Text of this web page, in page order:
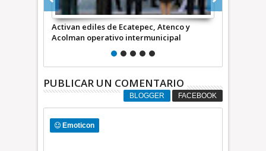
Acuerdan Ecatepec, Acolman y Atenco
sumar esfuerzos en seguridad
PUBLICAR UN COMENTARIO
BLOGGER FACEBOOK
Emoticon